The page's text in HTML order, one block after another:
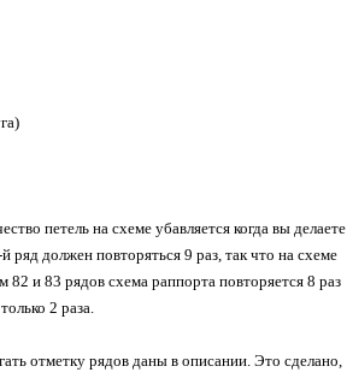
петель на схеме убавляется когда вы делаете
должен повторяться 9 раз, так что на схеме
и 83 рядов схема раппорта повторяется 8 раз
2 раза.
отметку рядов даны в описании. Это сделано,